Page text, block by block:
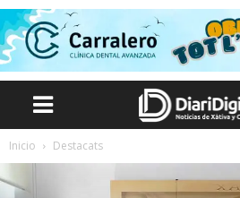
Inicio Destacats